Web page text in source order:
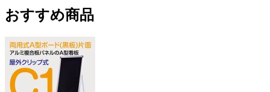
おすすめ商品